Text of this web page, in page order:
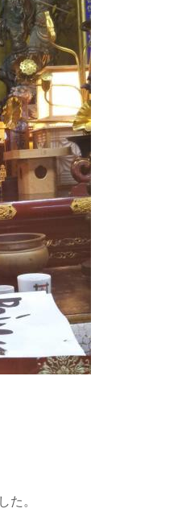
た。